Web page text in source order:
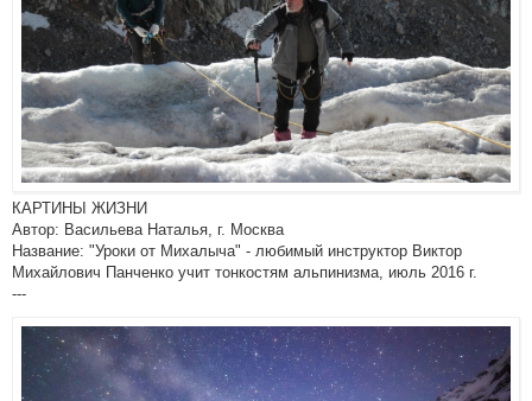
КАРТИНЫ ЖИЗНИ
Автор: Васильева Наталья, г. Москва
Название: "Уроки от Михалыча" - любимый инструктор Виктор
Михайлович Панченко учит тонкостям альпинизма, июль 2016 г.
---